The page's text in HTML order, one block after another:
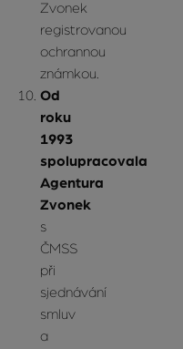
Zvonek
registrovanou
ochrannou
známkou.
Od
roku
1993
spolupracovala
Agentura
Zvonek
s
ČMSS
při
sjednávání
smluv
a